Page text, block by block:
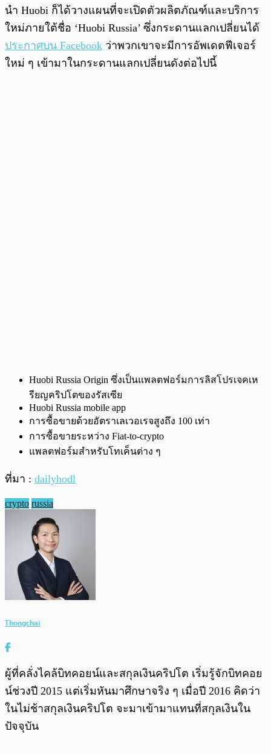
นำ Huobi ก็ได้วางแผนที่จะเปิดตัวผลิตภัณฑ์และบริการ
ใหม่ภายใต้ชื่อ ‘Huobi Russia’ ซึ่งกระดานแลกเปลี่ยนได้
ประกาศบน Facebook ว่าพวกเขาจะมีการอัพเดตฟีเจอร์
ใหม่ ๆ เข้ามาในกระดานแลกเปลี่ยนดังต่อไปนี้
Huobi Russia Origin ซึ่งเป็นแพลตฟอร์มการลิสโปรเจคเห
รียญคริปโตของรัสเซีย
Huobi Russia mobile app
การซื้อขายด้วยอัตราเลเวอเรจสูงถึง 100 เท่า
การซื้อขายระหว่าง Fiat-to-crypto
แพลตฟอร์มสำหรับโทเค็นต่าง ๆ
ที่มา : dailyhodl
crypto russia
Thongchai
ผู้ที่คลั่งไคล้บิทคอยน์และสกุลเงินคริปโต เริ่มรู้จักบิทคอย
น์ช่วงปี 2015 แต่เริ่มหันมาศึกษาจริง ๆ เมื่อปี 2016 คิดว่า
ในไม่ช้าสกุลเงินคริปโต จะมาเข้ามาแทนที่สกุลเงินใน
ปัจจุบัน